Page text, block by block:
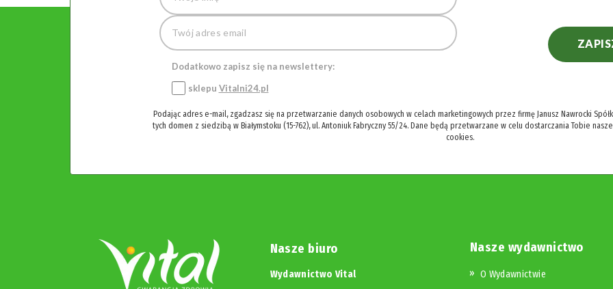
Dodatkowo zapisz się na newslettery:
sklepu Vitalni24.pl
Podając adres e-mail, zgadzasz się na przetwarzanie danych osobowych w celach marketingowych przez firmę Janusz Nawrocki
tych domen z siedzibą w Białymstoku (15-762), ul. Antoniuk Fabryczny 55/24. Dane będą przetwarzane w celu dostarczania Tobie
cookies.
Nasze biuro
Wydawnictwo Vital
Nasze wydawnictwo
O Wydawnictwie